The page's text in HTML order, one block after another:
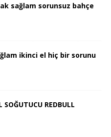
sağlam sorunsuz bahçe
ikinci el hiç bir sorunu
SOĞUTUCU REDBULL